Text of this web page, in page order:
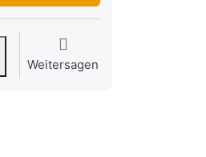
Weitersagen